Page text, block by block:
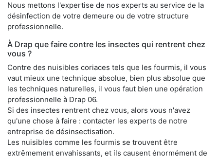
Nous mettons l'expertise de nos experts au service de la
désinfection de votre demeure ou de votre structure
professionnelle.
À Drap que faire contre les insectes qui rentrent chez
vous ?
Contre des nuisibles coriaces tels que les fourmis, il vous
vaut mieux une technique absolue, bien plus absolue que
les techniques naturelles, il vous faut bien une opération
professionnelle à Drap 06.
Si des insectes rentrent chez vous, alors vous n'avez
qu'une chose à faire : contacter les experts de notre
entreprise de désinsectisation.
Les nuisibles comme les fourmis se trouvent être
extrêmement envahissants, et ils causent énormément de